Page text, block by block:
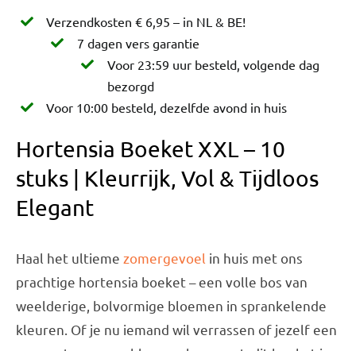
aantal
Verzendkosten € 6,95 – in NL & BE!
7 dagen vers garantie
Voor 23:59 uur besteld, volgende dag
bezorgd
Voor 10:00 besteld, dezelfde avond in huis
Hortensia Boeket XXL – 10
stuks | Kleurrijk, Vol & Tijdloos
Elegant
Haal het ultieme zomergevoel in huis met ons
prachtige hortensia boeket – een volle bos van
weelderige, bolvormige bloemen in sprankelende
kleuren. Of je nu iemand wil verrassen of jezelf een